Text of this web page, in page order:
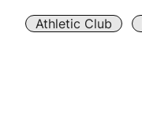
Más deportes
Athletic Club